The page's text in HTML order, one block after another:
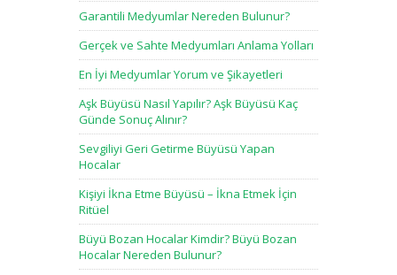
Garantili Medyumlar Nereden Bulunur?
Gerçek ve Sahte Medyumları Anlama Yolları
En İyi Medyumlar Yorum ve Şikayetleri
Aşk Büyüsü Nasıl Yapılır? Aşk Büyüsü Kaç
Günde Sonuç Alınır?
Sevgiliyi Geri Getirme Büyüsü Yapan
Hocalar
Kişiyi İkna Etme Büyüsü – İkna Etmek İçin
Ritüel
Büyü Bozan Hocalar Kimdir? Büyü Bozan
Hocalar Nereden Bulunur?